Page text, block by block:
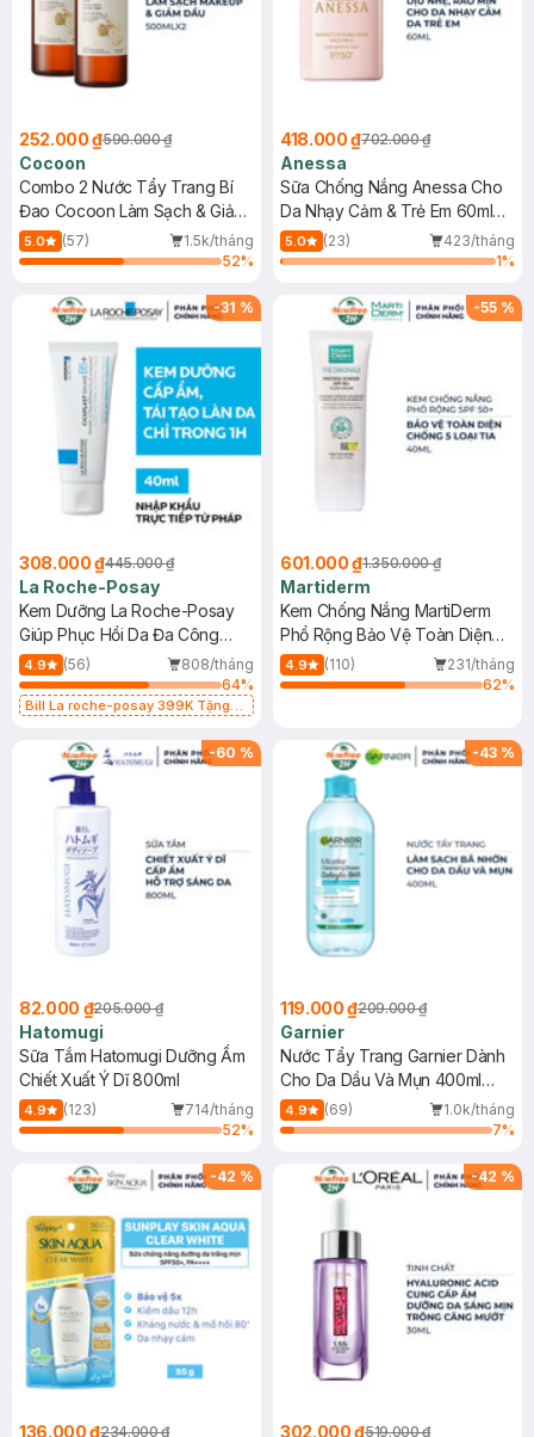
252.000 ₫590.000 ₫
Cocoon
Combo 2 Nước Tẩy Trang Bí
Đao Cocoon Làm Sạch & Giảm
Dầu 500ml
5.0 (57)
1.5k/tháng
52%
418.000 ₫702.000 ₫
Anessa
Sữa Chống Nắng Anessa Cho
Da Nhạy Cảm & Trẻ Em 60ml
(Mới)
5.0 (23)
423/tháng
1%
-31 %
308.000 ₫445.000 ₫
La Roche-Posay
Kem Dưỡng La Roche-Posay
Giúp Phục Hồi Da Đa Công
Dụng 40ml
4.9 (56)
808/tháng
64%
Bill La roche-posay 399K Tặng
(SL có hạn)
-55 %
601.000 ₫1.350.000 ₫
Martiderm
Kem Chống Nắng MartiDerm
Phổ Rộng Bảo Vệ Toàn Diện
40ml
4.9 (110)
231/tháng
62%
-60 %
82.000 ₫205.000 ₫
Hatomugi
Sữa Tắm Hatomugi Dưỡng Ẩm
Chiết Xuất Ý Dĩ 800ml
4.9 (123)
714/tháng
52%
-43 %
119.000 ₫209.000 ₫
Garnier
Nước Tẩy Trang Garnier Dành
Cho Da Dầu Và Mụn 400ml
(Mới)
4.9 (69)
1.0k/tháng
7%
-42 %
136.000 ₫234.000 ₫
-42 %
302.000 ₫519.000 ₫